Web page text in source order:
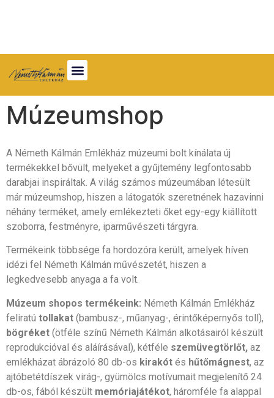
Múzeumshop
A Németh Kálmán Emlékház múzeumi bolt kínálata új
termékekkel bővült, melyeket a gyűjtemény legfontosabb
darabjai inspiráltak. A világ számos múzeumában létesült
már múzeumshop, hiszen a látogatók szeretnének hazavinni
néhány terméket, amely emlékezteti őket egy-egy kiállított
szoborra, festményre, iparművészeti tárgyra.
Termékeink többsége fa hordozóra került, amelyek híven
idézi fel Németh Kálmán művészetét, hiszen a
legkedvesebb anyaga a fa volt.
Múzeum shopos termékeink: Németh Kálmán Emlékház
feliratú tollakat (bambusz-, műanyag-, érintőképernyős toll),
bögréket (ötféle színű Németh Kálmán alkotásairól készült
reprodukcióval és aláírásával), kétféle szemüvegtörlőt, az
emlékházat ábrázoló 80 db-os kirakót és hűtőmágnest, az
ajtóbetétdíszek virág-, gyümölcs motívumait megjelenítő 24
db-os, fából készült memóriajátékot, háromféle fa alappal